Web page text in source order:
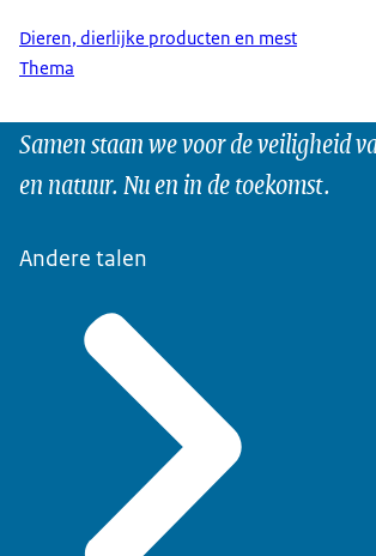
Dieren, dierlijke producten en mest
Thema
Samen staan we voor de veiligheid
en natuur. Nu en in de toekomst.
Andere talen